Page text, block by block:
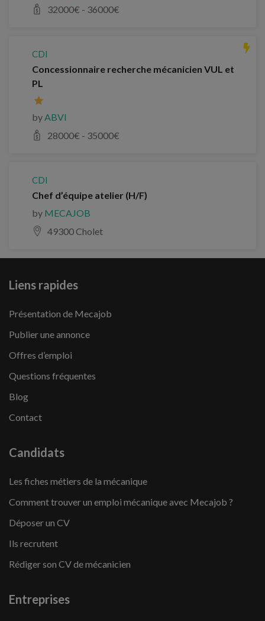
32000€ - 36000€
CDI
Concessionnaire recherche mécanicien VUL et
PL
byABVI
28000€ - 35000€
CDI
Chef d’équipe atelier (H/F)
by MECAJOB
49300 Cholet
Liens rapides
Présentation de Mecajob
Publier une annonce
Offres d’emploi
Questions fréquentes
Blog
Contact
Candidats
Les fiches métiers de la mécanique
Comment trouver un emploi mécanique avec Mecajob ?
Déposer un CV
Ils recrutent
Rédiger son CV de mécanicien
Entreprises